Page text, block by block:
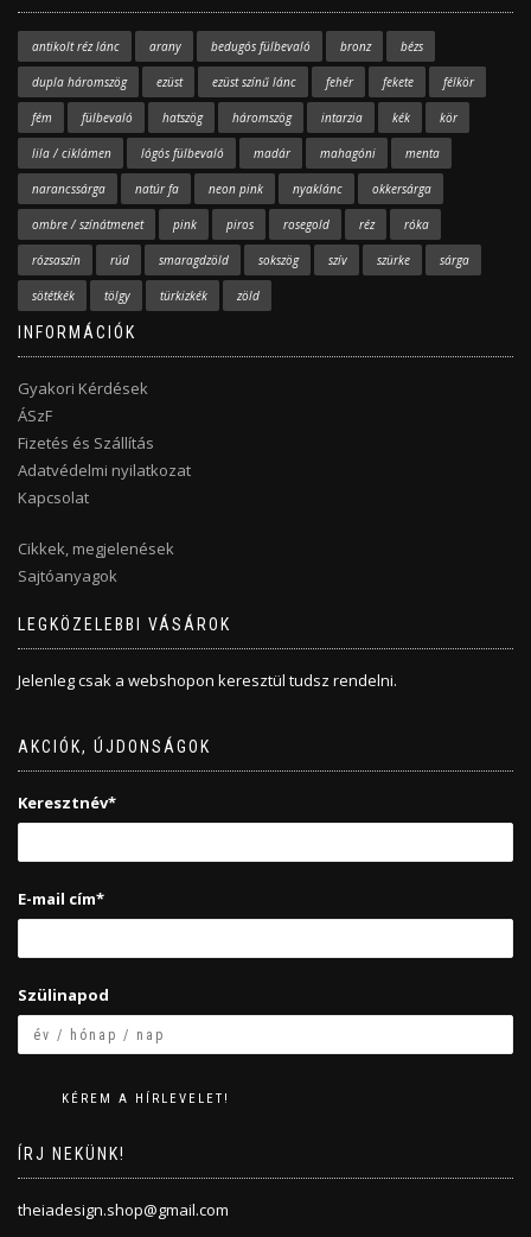
antikolt réz lánc arany bedugós fülbevaló bronz bézs
dupla háromszög ezüst ezüst színű lánc fehér fekete félkör
fém fülbevaló hatszög háromszög intarzia kék kör
lila / ciklámen lógós fülbevaló madár mahagóni menta
narancssárga natúr fa neon pink nyaklánc okkersárga
ombre / színátmenet pink piros rosegold réz róka
rózsaszín rúd smaragdzöld sokszög szív szürke sárga
sötétkék tölgy türkizkék zöld
INFORMÁCIÓK
Gyakori Kérdések
ÁSzF
Fizetés és Szállítás
Adatvédelmi nyilatkozat
Kapcsolat
Cikkek, megjelenések
Sajtóanyagok
LEGKÖZELEBBI VÁSÁROK
Jelenleg csak a webshopon keresztül tudsz rendelni.
AKCIÓK, ÚJDONSÁGOK
Keresztnév*
E-mail cím*
Szülinapod
ÍRJ NEKÜNK!
theiadesign.shop@gmail.com